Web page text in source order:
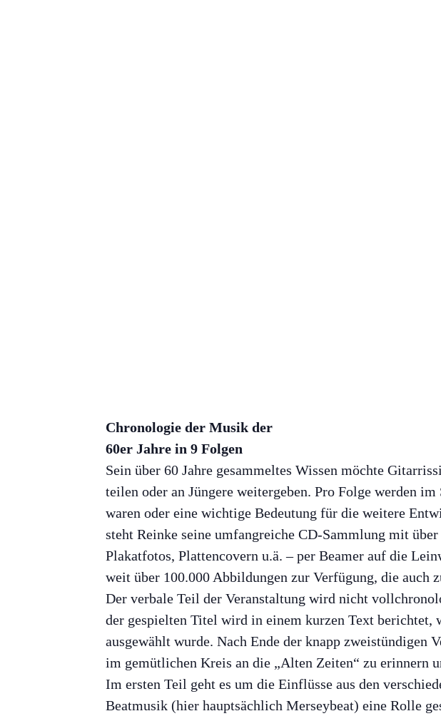
Chronologie der Musik der
60er Jahre in 9 Folgen
Sein über 60 Jahre gesammeltes Wissen möchte
teilen oder an Jüngere weitergeben. Pro Folge werden
waren oder eine wichtige Bedeutung für die weitere
steht Reinke seine umfangreiche CD-Sammlung mit
Plakatfotos, Plattencovern u.ä. – per Beamer auf die
weit über 100.000 Abbildungen zur Verfügung, die
Der verbale Teil der Veranstaltung wird nicht
der gespielten Titel wird in einem kurzen Text berichtet,
ausgewählt wurde. Nach Ende der knapp zweistündigen
im gemütlichen Kreis an die „Alten Zeiten“ zu erinnern
Im ersten Teil geht es um die Einflüsse aus den
Beatmusik (hier hauptsächlich Merseybeat) eine Rolle